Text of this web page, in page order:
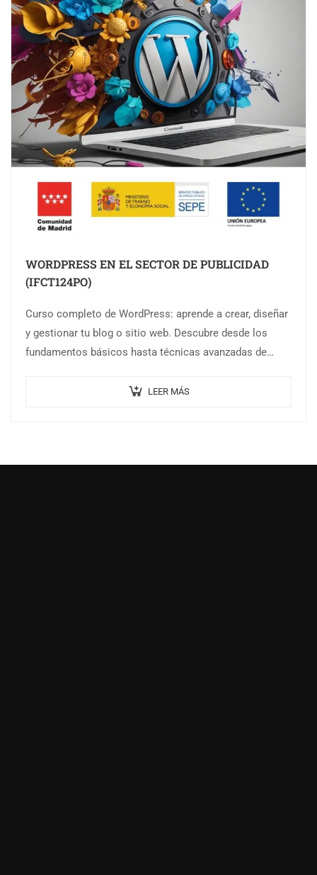
WORDPRESS EN EL SECTOR DE PUBLICIDAD
(IFCT124PO)
Curso completo de WordPress: aprende a crear, diseñar
y gestionar tu blog o sitio web. Descubre desde los
fundamentos básicos hasta técnicas avanzadas de
LEER MÁS